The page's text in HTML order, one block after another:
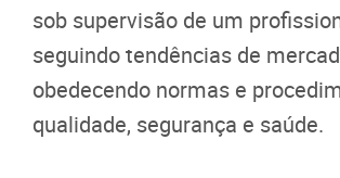
sob supervisão de um
seguindo tendências de
obedecendo normas e
qualidade, segurança e saúde.